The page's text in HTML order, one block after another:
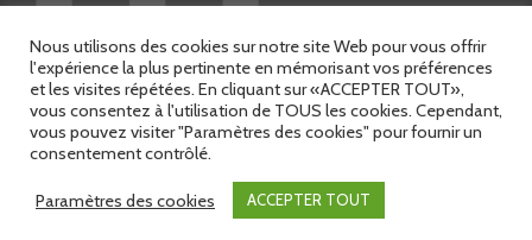
© 2026 Copyright Ville de Saint-Chamond
Nous utilisons des cookies sur notre site Web pour vous offrir
l'expérience la plus pertinente en mémorisant vos préférences
et les visites répétées. En cliquant sur «ACCEPTER TOUT»,
vous consentez à l'utilisation de TOUS les cookies. Cependant,
vous pouvez visiter "Paramètres des cookies" pour fournir un
consentement contrôlé.
Paramètres des cookies ACCEPTER TOUT